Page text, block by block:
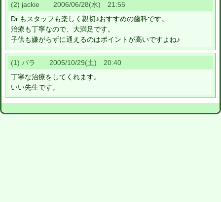
(2) jackie 2006/06/28(水) 21:55
Dr.もスタッフも楽しく親切♪おすすめの歯科です。
治療も丁寧なので、大満足です。
子供も嫌がらずに通えるのはポイントが高いですよね♪
(1) バラ 2005/10/29(土) 20:40
丁寧な治療をしてくれます。
いい先生です。